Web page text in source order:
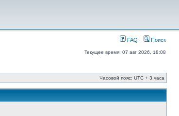
FAQ Поиск
Текущее время: 07 авг 2026, 18:08
Часовой пояс: UTC + 3 часа